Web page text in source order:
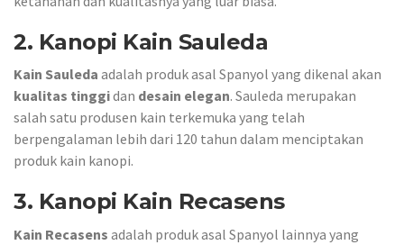
2. Kanopi Kain Sauleda
Kain Sauleda adalah produk asal Spanyol yang dikenal akan
kualitas tinggidan desain elegan. Sauleda merupakan
salah satu produsen kain terkemuka yang telah
berpengalaman lebih dari 120 tahun dalam menciptakan
produk kain kanopi.
3. Kanopi Kain Recasens
Kain Recasens adalah produk asal Spanyol lainnya yang